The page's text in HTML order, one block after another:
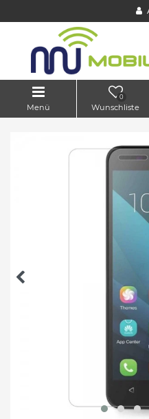
Menü
0
Wunschliste